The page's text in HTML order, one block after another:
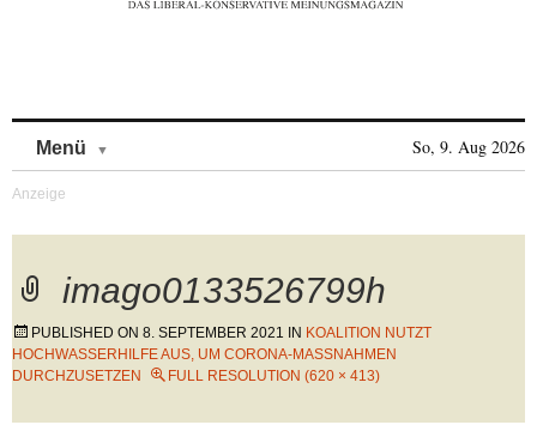
Menü So, 9. Aug 2026
imago0133526799h
PUBLISHED ON 8. SEPTEMBER 2021 IN KOALITION NUTZT
HOCHWASSERHILFE AUS, UM CORONA-MASSNAHMEN D
URCHZUSETZEN
FULL RESOLUTION (620 × 413)